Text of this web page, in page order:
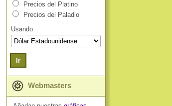
Precios del Platino
Precios del Paladio
Usando
Ir
Webmasters